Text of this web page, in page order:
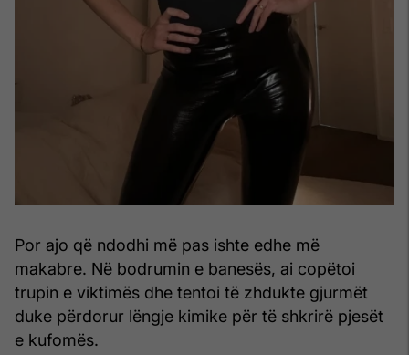
Por ajo që ndodhi më pas ishte edhe më
makabre. Në bodrumin e banesës, ai copëtoi
trupin e viktimës dhe tentoi të zhdukte gjurmët
duke përdorur lëngje kimike për të shkrirë pjesët
e kufomës.